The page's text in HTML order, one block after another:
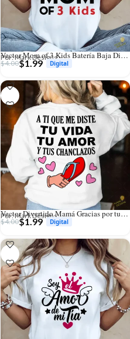
Vector Mom of 3 Kids Batería Baja Diseño Divertido para Sublimación
Por: Mark Designs
$4.00$1.99
Vector Divertido Mamá Gracias por tus Chanclazos para Sublimación
Por: Mark Designs
$4.00$1.99